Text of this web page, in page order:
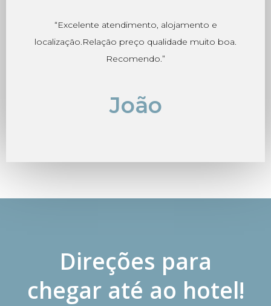
“Excelente atendimento, alojamento e
localização.Relação preço qualidade muito boa.
Recomendo.”
João
Direções para
chegar até ao hotel!